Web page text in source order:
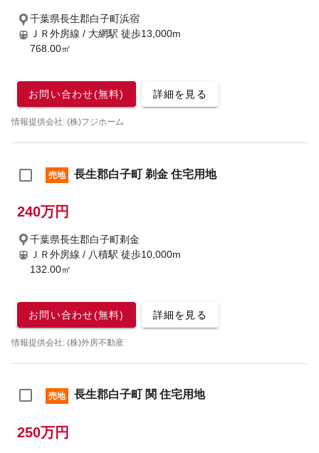
千葉県長生郡白子町浜宿
ＪＲ外房線 / 大網駅 徒歩13,000m
768.00㎡
お問い合わせ(無料) 詳細を見る
情報提供会社: (株)フジホーム
売地 長生郡白子町 剃金 住宅用地
240万円
千葉県長生郡白子町剃金
ＪＲ外房線 / 八積駅 徒歩10,000m
132.00㎡
お問い合わせ(無料) 詳細を見る
情報提供会社: (株)外房不動産
売地 長生郡白子町 関 住宅用地
250万円